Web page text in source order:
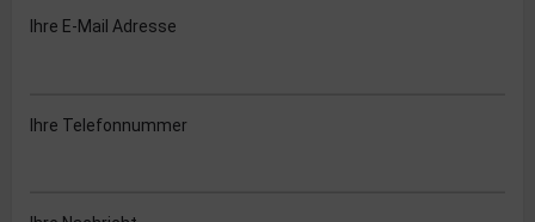
Ihre E-Mail Adresse
Ihre Telefonnummer